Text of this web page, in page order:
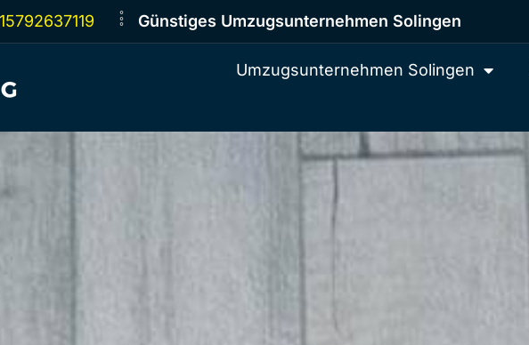
Günstiges Umzugsunternehmen Solingen
Umzugsunternehmen Solingen